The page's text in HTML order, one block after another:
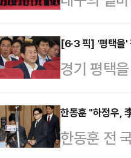
사다"라고
"이 중 데
40GWh 이
것"이라고
하…
이 확정되
균열이 발
다. 주호영
치로 결단
될지 주목
김부겸이
[6·3 픽] '평택을'
경기 평택
"제1야당의
혔다.김용
재선거에
한동훈 "하정우,
한동훈 전